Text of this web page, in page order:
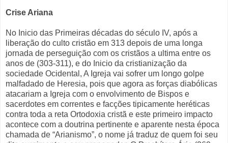
Crise Ariana
No Inicio das Primeiras décadas do século IV, após a
liberação do culto cristão em 313 depois de uma longa
jornada de perseguição com os cristãos a ultima entre os
anos de (303-311), e do Inicio da cristianização da
sociedade Ocidental, A Igreja vai sofrer um longo golpe
malfadado de Heresia, pois que agora as forças diabólicas
atacariam a Igreja com o envolvimento de Bispos e
sacerdotes em correntes e facções tipicamente heréticas
contra toda a reta Ortodoxia cristã e este primeiro impacto
acontece com a doutrina pertinente e aparente nesta época
chamada de “Arianismo”, o nome já traduz de quem foi seu